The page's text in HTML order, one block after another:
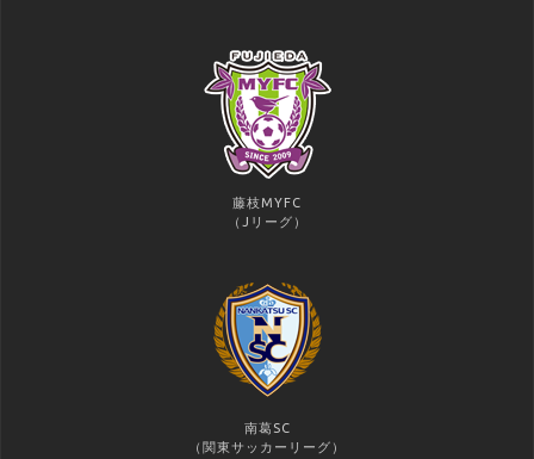
藤枝MYFC
（Jリーグ）
南葛SC
（関東サッカーリーグ）